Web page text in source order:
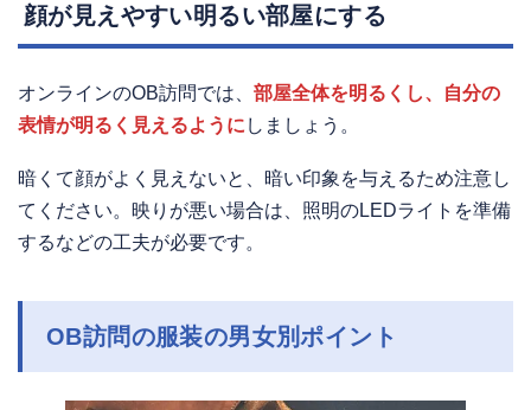
顔が見えやすい明るい部屋にする
オンラインのOB訪問では、 部屋全体を明るくし、自分の
表情が明るく見えるように しましょう。
暗くて顔がよく見えないと、暗い印象を与えるため注意し
てください。映りが悪い場合は、照明のLEDライトを準備
するなどの工夫が必要です。
OB訪問の服装の男女別ポイント